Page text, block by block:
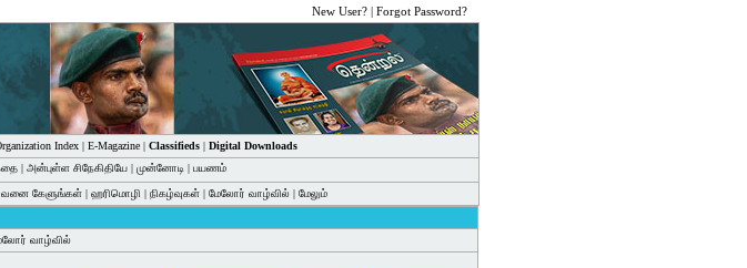
New User? | Forgot Password?
Index| E-Magazine| Classifieds| Digital Downloads
| அன்புள்ள சிநேகிதியே | முன்னோடி | பயணம்
கேளுங்கள் | ஹரிமொழி | நிகழ்வுகள் | மேலோர் வாழ்வில் | மேலும்
வாழ்வில்